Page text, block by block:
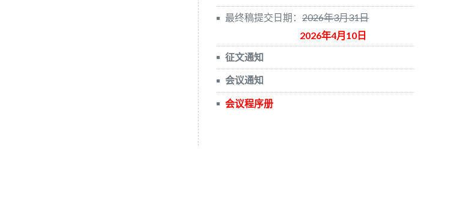
最终稿提交日期： 2026年3月31日
2026年4月10日
征文通知
会议通知
会议程序册